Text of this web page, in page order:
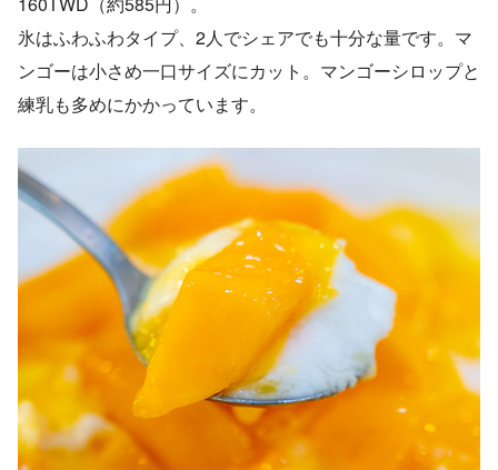
氷はふわふわタイプ、2人でシェアでも十分な量です。マ
ンゴーは小さめ一口サイズにカット。マンゴーシロップと
練乳も多めにかかっています。